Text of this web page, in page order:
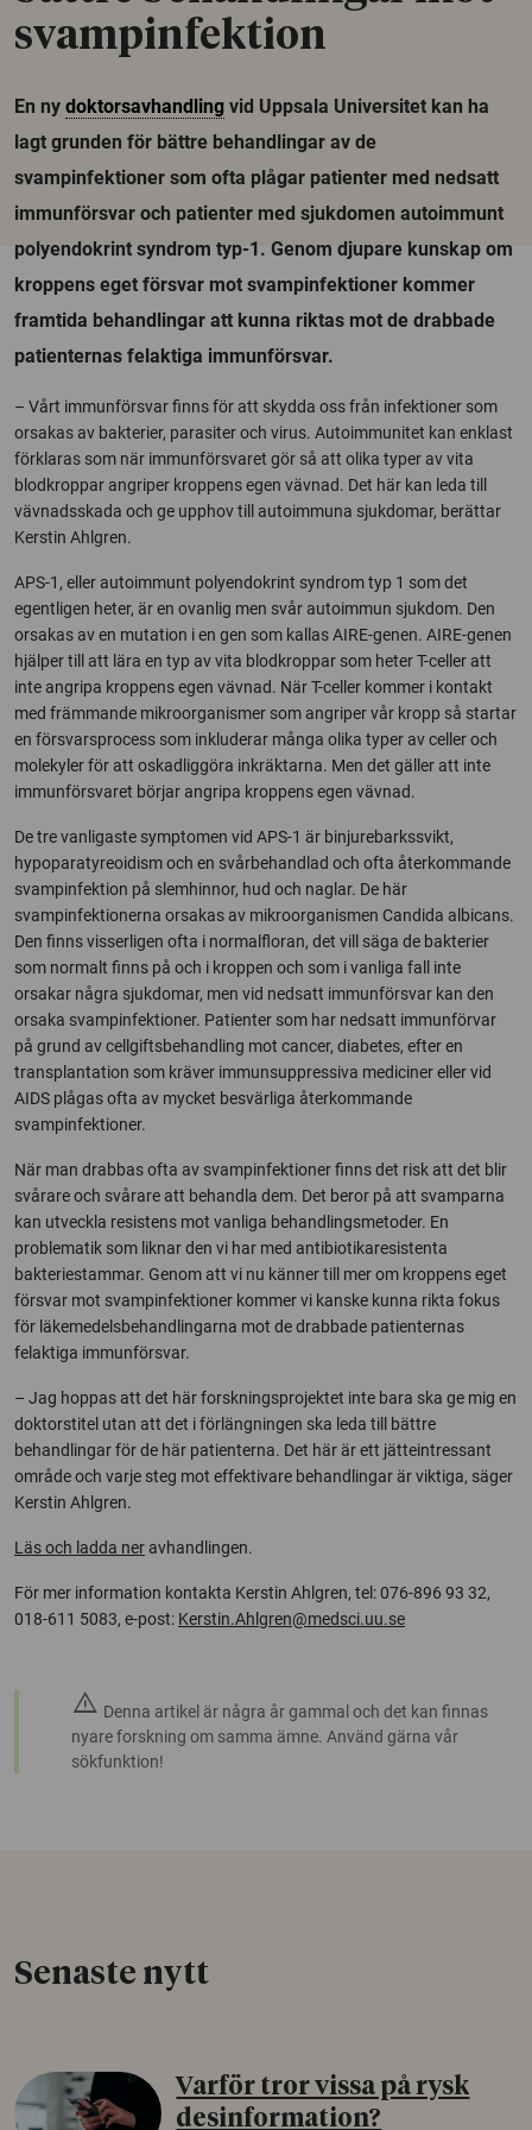
svampinfektion
En ny doktorsavhandling vid Uppsala Universitet kan ha
lagt grunden för bättre behandlingar av de
svampinfektioner som ofta plågar patienter med nedsatt
immunförsvar och patienter med sjukdomen autoimmunt
polyendokrint syndrom typ-1. Genom djupare kunskap om
kroppens eget försvar mot svampinfektioner kommer
framtida behandlingar att kunna riktas mot de drabbade
patienternas felaktiga immunförsvar.
– Vårt immunförsvar finns för att skydda oss från infektioner som
orsakas av bakterier, parasiter och virus. Autoimmunitet kan enklast
förklaras som när immunförsvaret gör så att olika typer av vita
blodkroppar angriper kroppens egen vävnad. Det här kan leda till
vävnadsskada och ge upphov till autoimmuna sjukdomar, berättar
Kerstin Ahlgren.
APS-1, eller autoimmunt polyendokrint syndrom typ 1 som det
egentligen heter, är en ovanlig men svår autoimmun sjukdom. Den
orsakas av en mutation i en gen som kallas AIRE-genen. AIRE-genen
hjälper till att lära en typ av vita blodkroppar som heter T-celler att
inte angripa kroppens egen vävnad. När T-celler kommer i kontakt
med främmande mikroorganismer som angriper vår kropp så startar
en försvarsprocess som inkluderar många olika typer av celler och
molekyler för att oskadliggöra inkräktarna. Men det gäller att inte
immunförsvaret börjar angripa kroppens egen vävnad.
De tre vanligaste symptomen vid APS-1 är binjurebarkssvikt,
hypoparatyreoidism och en svårbehandlad och ofta återkommande
svampinfektion på slemhinnor, hud och naglar. De här
svampinfektionerna orsakas av mikroorganismen Candida albicans.
Den finns visserligen ofta i normalfloran, det vill säga de bakterier
som normalt finns på och i kroppen och som i vanliga fall inte
orsakar några sjukdomar, men vid nedsatt immunförsvar kan den
orsaka svampinfektioner. Patienter som har nedsatt immunförvar
på grund av cellgiftsbehandling mot cancer, diabetes, efter en
transplantation som kräver immunsuppressiva mediciner eller vid
AIDS plågas ofta av mycket besvärliga återkommande
svampinfektioner.
När man drabbas ofta av svampinfektioner finns det risk att det blir
svårare och svårare att behandla dem. Det beror på att svamparna
kan utveckla resistens mot vanliga behandlingsmetoder. En
problematik som liknar den vi har med antibiotikaresistenta
bakteriestammar. Genom att vi nu känner till mer om kroppens eget
försvar mot svampinfektioner kommer vi kanske kunna rikta fokus
för läkemedelsbehandlingarna mot de drabbade patienternas
felaktiga immunförsvar.
– Jag hoppas att det här forskningsprojektet inte bara ska ge mig en
doktorstitel utan att det i förlängningen ska leda till bättre
behandlingar för de här patienterna. Det här är ett jätteintressant
område och varje steg mot effektivare behandlingar är viktiga, säger
Kerstin Ahlgren.
Läs och ladda neravhandlingen.
För mer information kontakta Kerstin Ahlgren, tel: 076-896 93 32,
018-611 5083, e-post: Kerstin.Ahlgren@medsci.uu.se
warning Denna artikel är några år gammal och det kan finnas
nyare forskning om samma ämne. Använd gärna vår
sökfunktion!
Senaste nytt
Varför tror vissa på rysk
desinformation?